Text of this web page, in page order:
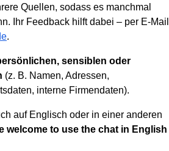
Quellen, sodass es manchmal
Ihr Feedback hilft dabei – per E-Mail
.
sensiblen oder
(z. B. Namen, Adressen,
interne Firmendaten).
auf Englisch oder in einer anderen
welcome to use the chat in English